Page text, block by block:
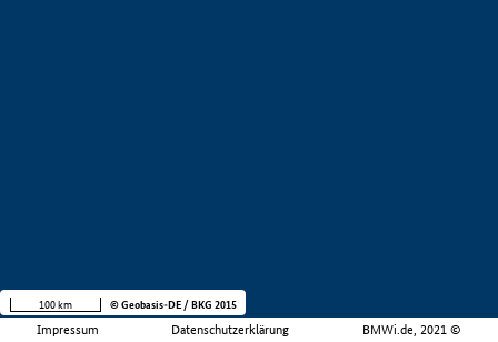
Impressum Datenschutzerklärung BMWi.de, 2021 ©
100 km © Geobasis-DE / BKG 2015